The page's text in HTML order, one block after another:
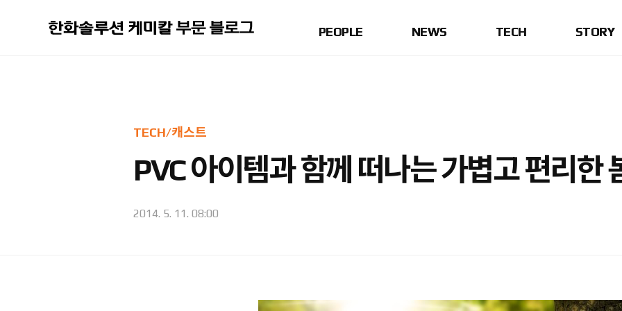
PEOPLE NEWS TECH STORY
TECH/캐스트
PVC 아이템과 함께 떠나는 가볍고 편리한
2014. 5. 11. 08:00